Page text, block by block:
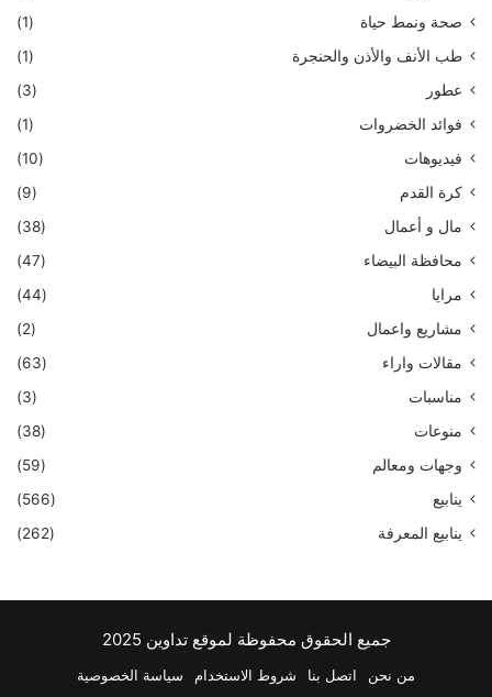
صحة ونمط حياة
(1)
طب الأنف والأذن والحنجرة
(1)
عطور
(3)
فوائد الخضروات
(1)
فيديوهات
(10)
كرة القدم
(9)
مال و أعمال
(38)
محافظة البيضاء
(47)
مرايا
(44)
مشاريع واعمال
(2)
مقالات واراء
(63)
مناسبات
(3)
منوعات
(38)
وجهات ومعالم
(59)
ينابيع
(566)
ينابيع المعرفة
(262)
جميع الحقوق محفوظة لموقع تداوين 2025
من نحن اتصل بنا شروط الاستخدام سياسة الخصوصية